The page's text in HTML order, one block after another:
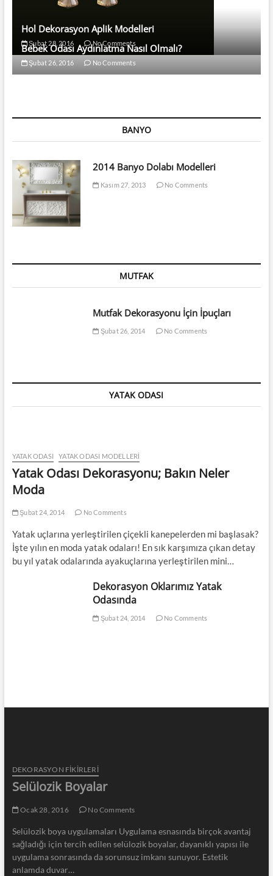
Hol Dekorasyon Aplik Modelleri
Şubat 28, 2016 No Comments
Bebek Odası Aydınlatma Nasıl Olmalı?
Şubat 26, 2016 No Comments
BANYO
2014 Banyo Dolabı Modelleri
Kasım 27, 2013 No Comments
MUTFAK
Mutfak Dekorasyonu İçin İpuçları
Şubat 26, 2014 No Comments
YATAK ODASI
YATAK ODASI YATAK ODASI MODELLERI
Yatak Odası Dekorasyonu; Bakın Neler
Moda
Şubat 24, 2014 No Comments
Yatak uçlarına yerleştirilen çiçekli kanepelerden mi başlasak?
İşte yılın en moda yatak odaları! En sık karşımıza çıkan detay
bu yıl yatak odalarında ayakuçlarına yerleştirilen mini…
Dekorasyon Oklarımız Yatak
Odasında
Şubat 24, 2014 No Comments
DEKORASYON FİKİRLERİ
Selülozik Boyalar
Ocak 28, 2016 No Comments
Selülozik boya uygulamaları Uygulama esnasında birçok avantaj
sağladığı için tercih edilen selülozik boyalar, dayanıklı yapısı ile
uygulama sonrasında da sorunsuz imkanı sunuyor. Estetik
anlamda duvar…